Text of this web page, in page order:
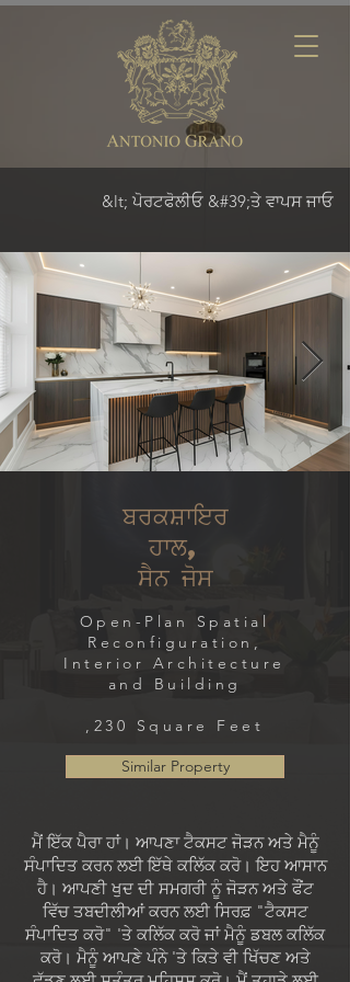
&lt; ਪੋਰਟਫੋਲੀਓ &#39;ਤੇ ਵਾਪਸ ਜਾਓ
ਬਰਕਸ਼ਾਇਰ
ਹਾਲ,
ਸੈਨ ਜੋਸ
Open-Plan Spatial
Reconfiguration,
Interior Architecture
and Building
,230 Square Feet
Similar Property
ਮੈਂ ਇੱਕ ਪੈਰਾ ਹਾਂ। ਆਪਣਾ ਟੈਕਸਟ ਜੋੜਨ ਅਤੇ ਮੈਨੂੰ
ਸੰਪਾਦਿਤ ਕਰਨ ਲਈ ਇੱਥੇ ਕਲਿੱਕ ਕਰੋ। ਇਹ ਆਸਾਨ
ਹੈ। ਆਪਣੀ ਖੁਦ ਦੀ ਸਮਗਰੀ ਨੂੰ ਜੋੜਨ ਅਤੇ ਫੌਂਟ
ਵਿੱਚ ਤਬਦੀਲੀਆਂ ਕਰਨ ਲਈ ਸਿਰਫ਼ "ਟੈਕਸਟ
ਸੰਪਾਦਿਤ ਕਰੋ" 'ਤੇ ਕਲਿੱਕ ਕਰੋ ਜਾਂ ਮੈਨੂੰ ਡਬਲ ਕਲਿੱਕ
ਕਰੋ। ਮੈਨੂੰ ਆਪਣੇ ਪੰਨੇ 'ਤੇ ਕਿਤੇ ਵੀ ਖਿੱਚਣ ਅਤੇ